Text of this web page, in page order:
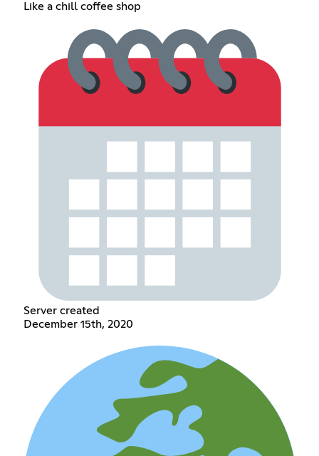
Like a chill coffee shop
Server created
December 15th, 2020